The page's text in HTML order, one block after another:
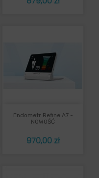
Endometr Refine A7 -
NOWOŚĆ
Cena
970,00 zł